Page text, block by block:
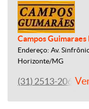
Campos
Endereço: Av.
Horizonte/MG
(31) 2513-2060